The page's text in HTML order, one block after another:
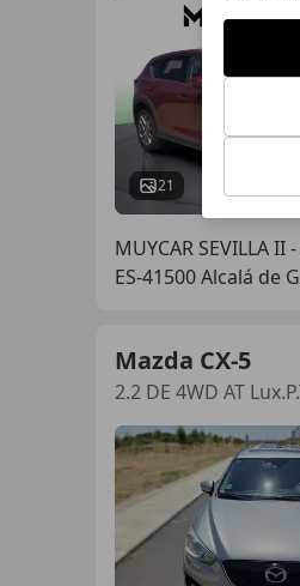
21
MUYCAR SEVILLA
ES-41500 Alcalá de
Mazda CX-5
2.2 DE 4WD AT